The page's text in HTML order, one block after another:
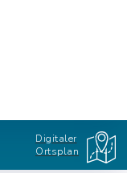
Digitaler
Ortsplan